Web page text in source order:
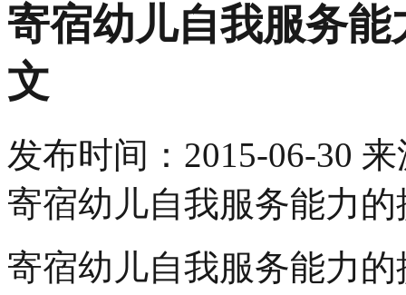
寄宿幼儿自我服务
文
发布时间： 2015-06-30 来
寄宿幼儿自我服务能力
寄宿幼儿自我服务能力